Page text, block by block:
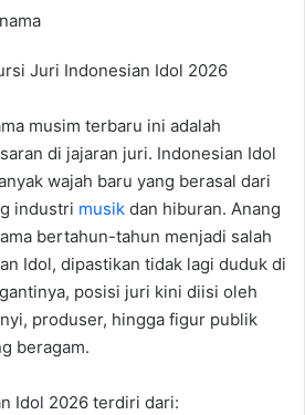
Juri Indonesian Idol 2026
musim terbaru ini adalah
di jajaran juri. Indonesian Idol
wajah baru yang berasal dari
industri musik dan hiburan. Anang
bertahun-tahun menjadi salah
Idol, dipastikan tidak lagi duduk di
posisi juri kini diisi oleh
produser, hingga figur publik
beragam.
Idol 2026 terdiri dari: